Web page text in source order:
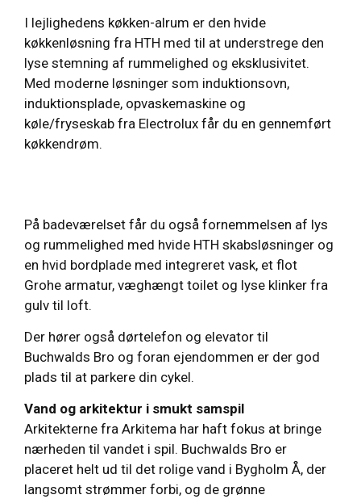
I lejlighedens køkken-alrum er den hvide
køkkenløsning fra HTH med til at understrege den
lyse stemning af rummelighed og eksklusivitet.
Med moderne løsninger som induktionsovn,
induktionsplade, opvaskemaskine og
køle/fryseskab fra Electrolux får du en gennemført
køkkendrøm.
På badeværelset får du også fornemmelsen af lys
og rummelighed med hvide HTH skabsløsninger og
en hvid bordplade med integreret vask, et flot
Grohe armatur, væghængt toilet og lyse klinker fra
gulv til loft.
Der hører også dørtelefon og elevator til
Buchwalds Bro og foran ejendommen er der god
plads til at parkere din cykel.
Vand og arkitektur i smukt samspil
Arkitekterne fra Arkitema har haft fokus at bringe
nærheden til vandet i spil. Buchwalds Bro er
placeret helt ud til det rolige vand i Bygholm Å, der
langsomt strømmer forbi, og de grønne